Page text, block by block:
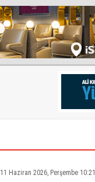
11 Haziran 2026, Perşembe